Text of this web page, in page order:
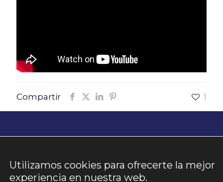
Compartir 1
@2026. Club Cede. Club de Empresarios,
Utilizamos cookies para ofrecerte la mejor
experiencia en nuestra web.